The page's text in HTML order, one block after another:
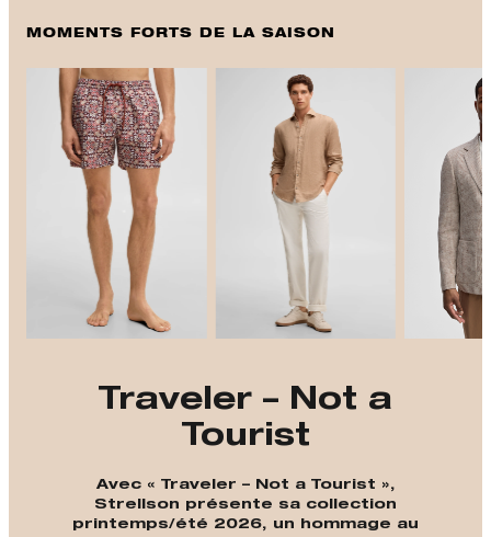
MOMENTS FORTS DE LA SAISON
Traveler – Not a
Tourist
Avec « Traveler – Not a Tourist »,
Strellson présente sa collection
printemps/été 2026, un hommage au